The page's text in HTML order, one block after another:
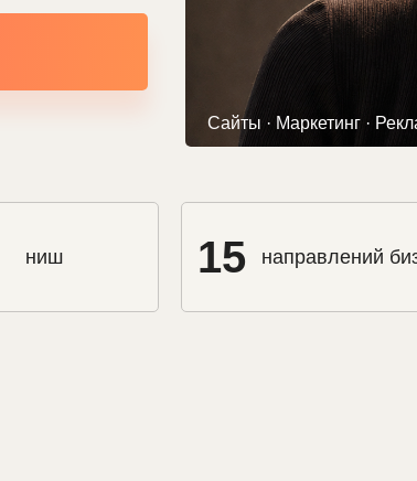
15 направлений
ниш
Сайты · Маркетинг ·